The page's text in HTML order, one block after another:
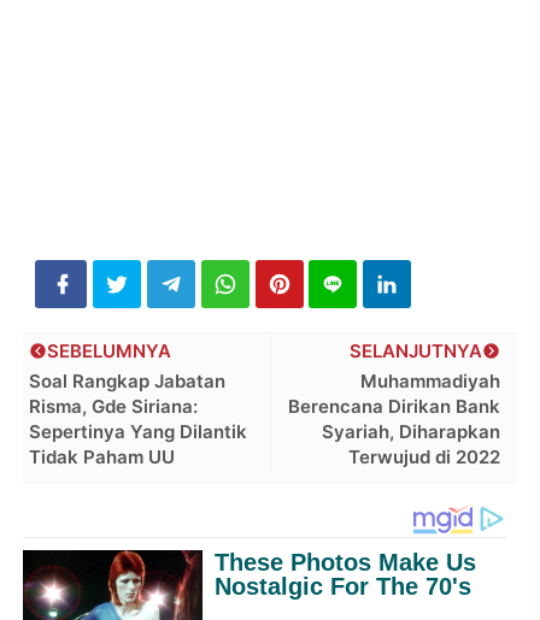
SELANJUTNYA
Muhammadiyah
Berencana Dirikan Bank
Syariah, Diharapkan
Terwujud di 2022
SEBELUMNYA
Soal Rangkap Jabatan
Risma, Gde Siriana:
Sepertinya Yang Dilantik
Tidak Paham UU